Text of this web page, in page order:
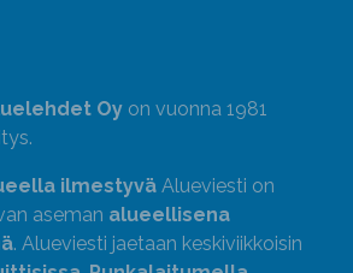
Oy on vuonna 1981
ilmestyvä Alueviesti on
aseman alueellisena
. Alueviesti jaetaan keskiviikkoisin